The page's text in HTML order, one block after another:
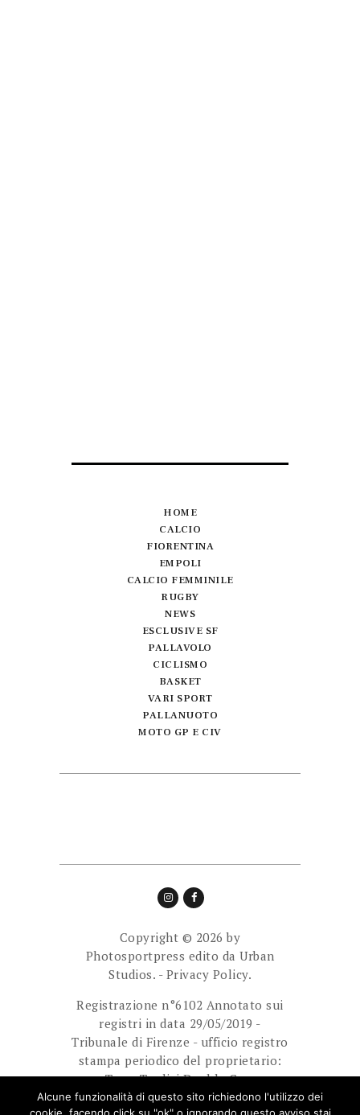
HOME
CALCIO
FIORENTINA
EMPOLI
CALCIO FEMMINILE
RUGBY
NEWS
ESCLUSIVE SF
PALLAVOLO
CICLISMO
BASKET
VARI SPORT
PALLANUOTO
MOTO GP E CIV
Copyright © 2026 by
Photosportpress edito da Urban
Studios. - Privacy Policy.
Registrazione n°6102 Annotato sui
registri in data 29/05/2019 -
Tribunale di Firenze - ufficio registro
stampa periodico del proprietario:
Team Tredici Double Cam
Ass.Sport.Dilett. Direttore
Alcune funzionalità di questo sito richiedono l'utilizzo dei